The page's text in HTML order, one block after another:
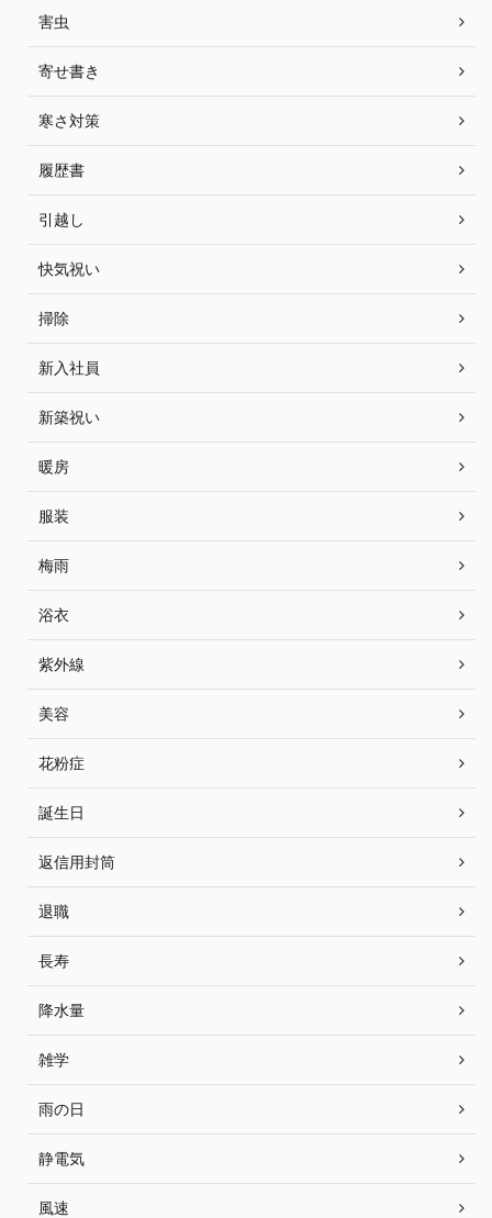
害虫
寄せ書き
寒さ対策
履歴書
引越し
快気祝い
掃除
新入社員
新築祝い
暖房
服装
梅雨
浴衣
紫外線
美容
花粉症
誕生日
返信用封筒
退職
長寿
降水量
雑学
雨の日
静電気
風速